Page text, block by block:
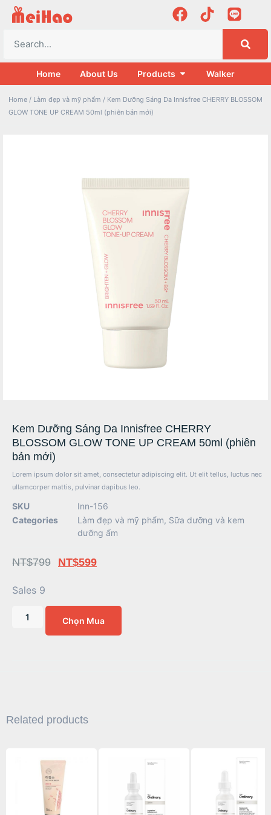
Home About Us Products Walker
Home / Làm đẹp và mỹ phẩm / Kem Dưỡng Sáng Da Innisfree CHERRY BLOSSOM
GLOW TONE UP CREAM 50ml (phiên bản mới)
Kem Dưỡng Sáng Da Innisfree CHERRY
BLOSSOM GLOW TONE UP CREAM 50ml (phiên
bản mới)
Lorem ipsum dolor sit amet, consectetur adipiscing elit. Ut elit tellus, luctus nec
ullamcorper mattis, pulvinar dapibus leo.
SKU
Inn-156
Categories
Làm đẹp và mỹ phẩm, Sữa dưỡng và kem
dưỡng ẩm
NT$799 NT$599
Sales 9
Chọn Mua
Related products